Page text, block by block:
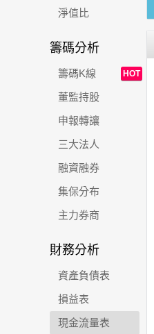
淨值比
籌碼分析
籌碼K線 HOT
董監持股
申報轉讓
三大法人
融資融券
集保分布
主力券商
財務分析
資產負債表
損益表
現金流量表